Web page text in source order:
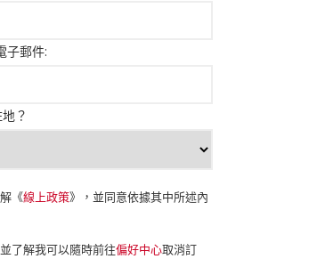
子郵件:
？
《線上政策》，並同意依據其中所述內
了解我可以隨時前往偏好中心取消訂